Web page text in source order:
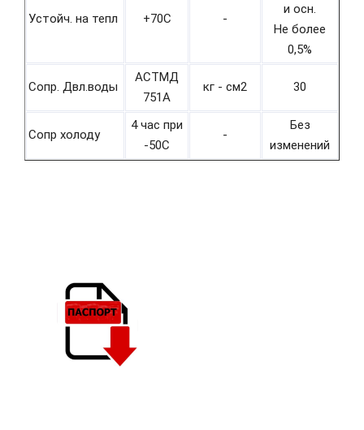
Устойч. на тепл +70С -
и осн.
Не более
0,5%
Сопр. Двл.воды
АСТМД
751А
кг - см2 30
Сопр холоду
4 час при
-50С
-
Без
изменений